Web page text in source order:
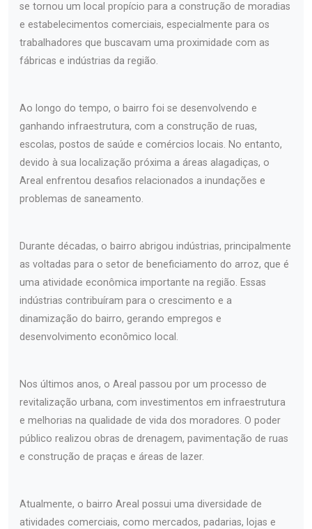
se tornou um local propício para a construção de moradias
e estabelecimentos comerciais, especialmente para os
trabalhadores que buscavam uma proximidade com as
fábricas e indústrias da região.
Ao longo do tempo, o bairro foi se desenvolvendo e
ganhando infraestrutura, com a construção de ruas,
escolas, postos de saúde e comércios locais. No entanto,
devido à sua localização próxima a áreas alagadiças, o
Areal enfrentou desafios relacionados a inundações e
problemas de saneamento.
Durante décadas, o bairro abrigou indústrias, principalmente
as voltadas para o setor de beneficiamento do arroz, que é
uma atividade econômica importante na região. Essas
indústrias contribuíram para o crescimento e a
dinamização do bairro, gerando empregos e
desenvolvimento econômico local.
Nos últimos anos, o Areal passou por um processo de
revitalização urbana, com investimentos em infraestrutura
e melhorias na qualidade de vida dos moradores. O poder
público realizou obras de drenagem, pavimentação de ruas
e construção de praças e áreas de lazer.
Atualmente, o bairro Areal possui uma diversidade de
atividades comerciais, como mercados, padarias, lojas e